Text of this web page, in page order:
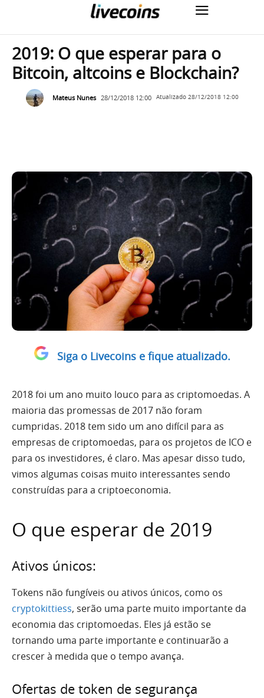
2019: O que esperar para o
Bitcoin, altcoins e Blockchain?
Mateus Nunes 28/12/2018 12:00 Atualizado 28/12/2018 12:00
Siga o Livecoins e fique atualizado.
2018 foi um ano muito louco para as criptomoedas. A
maioria das promessas de 2017 não foram
cumpridas. 2018 tem sido um ano difícil para as
empresas de criptomoedas, para os projetos de ICO e
para os investidores, é claro. Mas apesar disso tudo,
vimos algumas coisas muito interessantes sendo
construídas para a criptoeconomia.
O que esperar de 2019
Ativos únicos:
Tokens não fungíveis ou ativos únicos, como os
cryptokittiess, serão uma parte muito importante da
economia das criptomoedas. Eles já estão se
tornando uma parte importante e continuarão a
crescer à medida que o tempo avança.
Ofertas de token de segurança